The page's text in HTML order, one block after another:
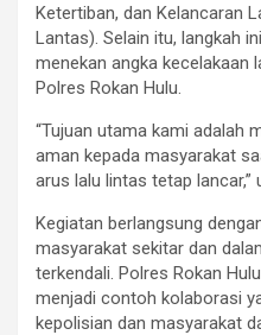
Ketertiban, dan Kelancaran
Lantas). Selain itu, langkah
menekan angka kecelakaan
Polres Rokan Hulu.
“Tujuan utama kami adalah
aman kepada masyarakat
arus lalu lintas tetap lancar,”
Kegiatan berlangsung
masyarakat sekitar dan
terkendali. Polres Rokan
menjadi contoh kolaborasi
kepolisian dan masyarakat